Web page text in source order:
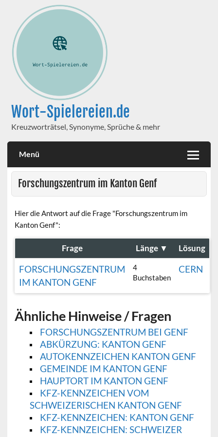
Wort-Spielereien.de
Kreuzworträtsel, Synonyme, Sprüche & mehr
Menü
Forschungszentrum im Kanton Genf
Hier die Antwort auf die Frage "Forschungszentrum im
Kanton Genf":
Frage Länge ▼ Lösung
FORSCHUNGSZENTRUM
IM KANTON GENF
4
Buchstaben
CERN
Ähnliche Hinweise / Fragen
FORSCHUNGSZENTRUM BEI GENF
ABKÜRZUNG: KANTON GENF
AUTOKENNZEICHEN KANTON GENF
GEMEINDE IM KANTON GENF
HAUPTORT IM KANTON GENF
KFZ-KENNZEICHEN VOM
SCHWEIZERISCHEN KANTON GENF
KFZ-KENNZEICHEN: KANTON GENF
KFZ-KENNZEICHEN: SCHWEIZER